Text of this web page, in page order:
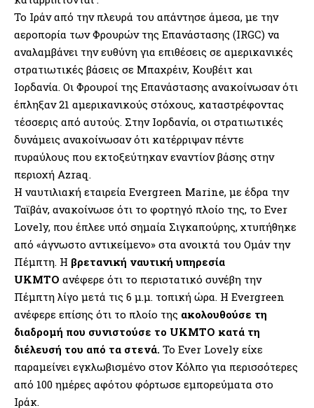
Το Ιράν από την πλευρά του απάντησε άμεσα, με την
αεροπορία των Φρουρών της Επανάστασης (IRGC) να
αναλαμβάνει την ευθύνη για επιθέσεις σε αμερικανικές
στρατιωτικές βάσεις σε Μπαχρέιν, Κουβέιτ και
Ιορδανία. Οι Φρουροί της Επανάστασης ανακοίνωσαν ότι
έπληξαν 21 αμερικανικούς στόχους, καταστρέφοντας
τέσσερις από αυτούς. Στην Ιορδανία, οι στρατιωτικές
δυνάμεις ανακοίνωσαν ότι κατέρριψαν πέντε
πυραύλους που εκτοξεύτηκαν εναντίον βάσης στην
περιοχή Azraq.
Η ναυτιλιακή εταιρεία Evergreen Marine, με έδρα την
Ταϊβάν, ανακοίνωσε ότι το φορτηγό πλοίο της, το Ever
Lovely, που έπλεε υπό σημαία Σιγκαπούρης, χτυπήθηκε
από «άγνωστο αντικείμενο» στα ανοικτά του Ομάν την
Πέμπτη. Η βρετανική ναυτική υπηρεσία
UKMTO ανέφερε ότι το περιστατικό συνέβη την
Πέμπτη λίγο μετά τις 6 μ.μ. τοπική ώρα. Η Evergreen
ανέφερε επίσης ότι το πλοίο της ακολουθούσε τη
διαδρομή που συνιστούσε το UKMTO κατά τη
διέλευσή του από τα στενά. Το Ever Lovely είχε
παραμείνει εγκλωβισμένο στον Κόλπο για περισσότερες
από 100 ημέρες αφότου φόρτωσε εμπορεύματα στο
Ιράκ.